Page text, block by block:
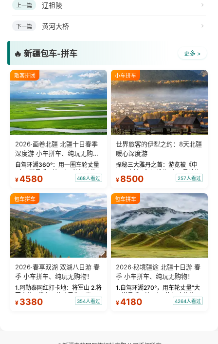
上一篇 辽祖陵
下一篇 黄河大桥
🔥 新疆包车-拼车 更多 >
散客拼团
2026·画卷北疆 北疆十日春季
深度游 小车拼车、纯玩无购
物！
自驾环湖360°：用一圈车轮丈量
“大西洋最后一滴眼泪”的极致蔚
蓝。 赛湖旅拍：甄选多款风格服
绝美瞬间。 赛湖坦克300跟车视
频：专业摄影师...
¥4580 468人看过
小车拼车
世界旅客的伊犁之约：8天北疆
暖心深度游
探秘三大雅丹之首：游览被《中
国国家地理》评选为“中国最美的
三大雅丹”第一名的克拉玛依魔鬼
瓦人最大村落——禾木村，欣赏
晨雾与小木...
¥ 8500 257人看过
包车拼车
2026·春享双湖 双湖八日游 春
季 小车拼车、纯玩无购物！
1.阿勒泰网红打卡地：将军山 2.将
军山落日缆车，体验雪都风光 3.
将军山，夕阳派对，蹦迪party 4.
¥ 3380 354人看过
包车拼车
2026·秘境疆途 北疆十日游 春
季 小车拼车、纯玩无购物！
1.自驾环湖270°，用车轮丈量“大
西洋最后一滴眼泪”的极致蔚蓝，
让雪山、花海与深邃湖水在转弯
¥4180 4264人看过